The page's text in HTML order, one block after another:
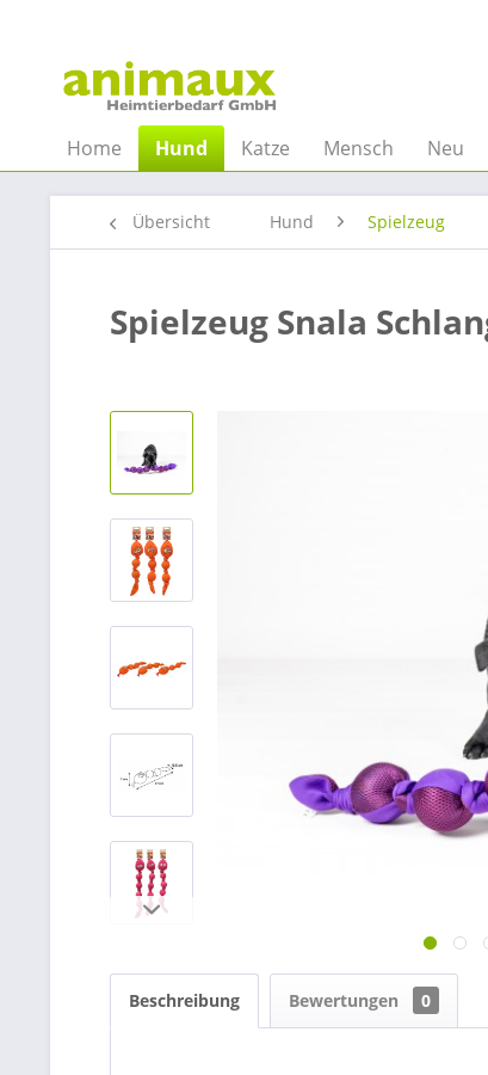
Home Hund Katze Mensch Neu
Übersicht Hund Spielzeug
Spielzeug Snala
Beschreibung Bewertungen 0